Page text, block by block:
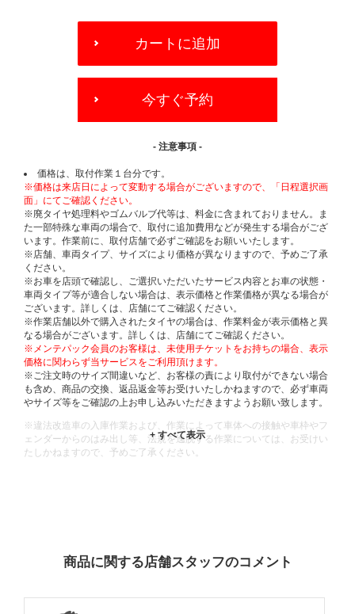
OPTIONS
カートに追加
今すぐ予約
- 注意事項 -
価格は、取付作業１台分です。
※価格は来店日によって変動する場合がございますので、「日程選択画
面」にてご確認ください。
※廃タイヤ処理料やゴムバルブ代等は、料金に含まれておりません。ま
た一部特殊な車両の場合で、取付に追加費用などが発生する場合がござ
います。作業前に、取付店舗で必ずご確認をお願いいたします。
※店舗、車両タイプ、サイズにより価格が異なりますので、予めご了承
ください。
※お車を店頭で確認し、ご選択いただいたサービス内容とお車の状態・
車両タイプ等が適合しない場合は、表示価格と作業価格が異なる場合が
ございます。詳しくは、店舗にてご確認ください。
※作業店舗以外で購入されたタイヤの場合は、作業料金が表示価格と異
なる場合がございます。詳しくは、店舗にてご確認ください。
※メンテパック会員のお客様は、未使用チケットをお持ちの場合、表示
価格に関わらず当サービスをご利用頂けます。
※ご注文時のサイズ間違いなど、お客様の責により取付ができない場合
も含め、商品の交換、返品返金等お受けいたしかねますので、必ず車両
やサイズ等をご確認の上お申し込みいただきますようお願い致します。
※違法改造車の入庫作業および、作業によって車体への接触や車枠やフ
ェンダーからのはみ出し等、法規を逸脱する作業については、お受けい
たしかねますので、予めご了承ください。
商品に関する店舗スタッフのコメント